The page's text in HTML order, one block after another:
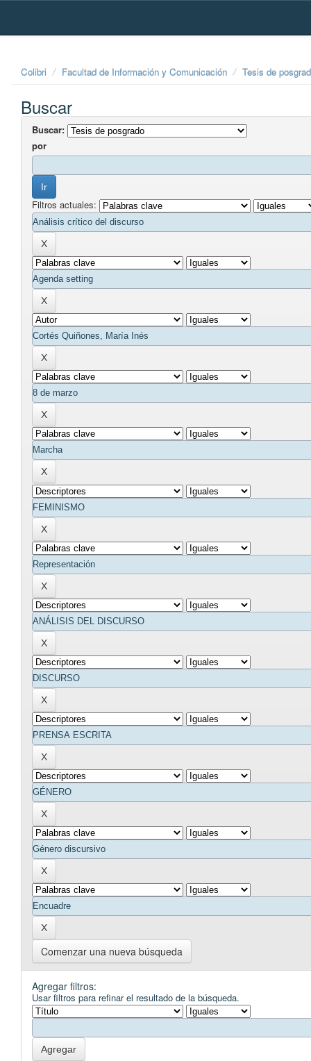
Skip
Colibri Facultad de Información y Comunicación Tesis de
Buscar
Buscar:
por
Filtros actuales:
Comenzar una nueva búsqueda
Agregar filtros:
Usar filtros para refinar el resultado de la búsqueda.